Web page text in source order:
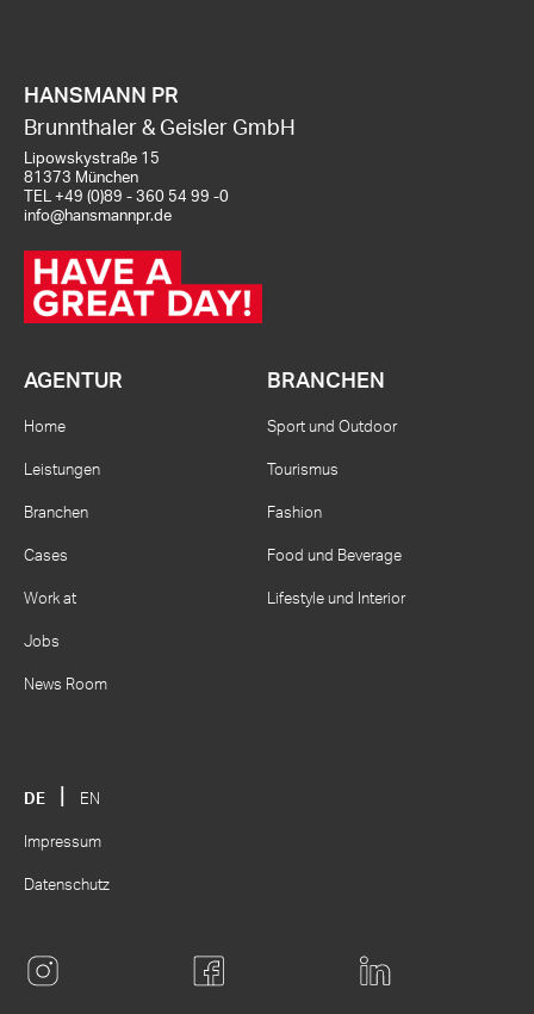
HANSMANN PR
Brunnthaler & Geisler GmbH
Lipowskystraße 15
81373 München
TEL +49 (0)89 - 360 54 99 -0
info@hansmannpr.de
AGENTUR
Home
Leistungen
Branchen
Cases
Work at
Jobs
News Room
BRANCHEN
Sport und Outdoor
Tourismus
Fashion
Food und Beverage
Lifestyle und Interior
DE EN
Impressum
Datenschutz